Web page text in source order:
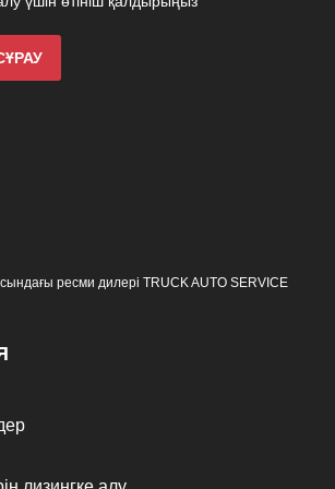
ресми дилері TRUCK AUTO SERVICE